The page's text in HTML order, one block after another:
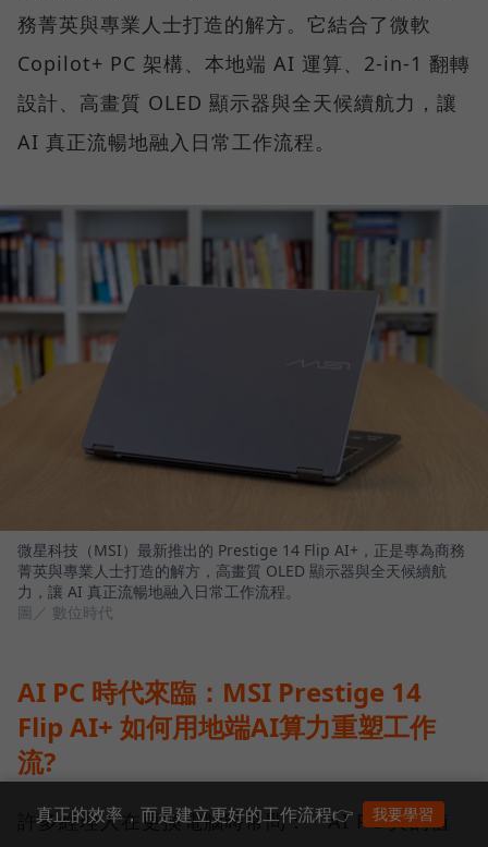
務菁英與專業人士打造的解方。它結合了微軟
Copilot+ PC 架構、本地端 AI 運算、2-in-1 翻轉
設計、高畫質 OLED 顯示器與全天候續航力，讓
AI 真正流暢地融入日常工作流程。
微星科技（MSI）最新推出的 Prestige 14 Flip AI+，正是專為商務
菁英與專業人士打造的解方，高畫質 OLED 顯示器與全天候續航
力，讓 AI 真正流暢地融入日常工作流程。
圖／ 數位時代
AI PC 時代來臨：MSI Prestige 14
Flip AI+ 如何用地端AI算力重塑工作
流?
許多經理人在更換電腦時常問：「AI PC 真的值
真正的效率，而是建立更好的工作流程👉 我要學習